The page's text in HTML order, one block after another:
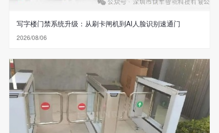
写字楼门禁系统升级：从刷卡闸机到AI人脸识别速通门
2026/08/06